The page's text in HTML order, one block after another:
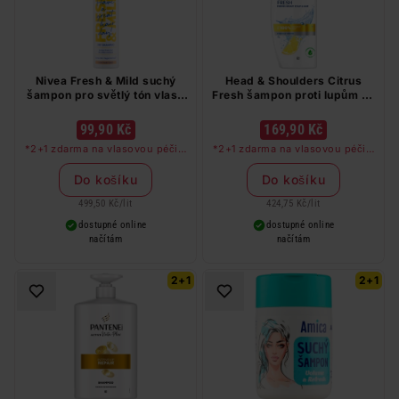
Nivea Fresh & Mild suchý
šampon pro světlý tón vlasů
99,90 Kč
*2+1 zdarma na vlasovou péči v
libovolné kombinaci, nejlevnější
produkt zdarma. Neplatí na
barvy na vlasy a cestovní balení.
Do košíku
499,50 Kč / lit
dostupné online
načítám
Head & Shoulders Citrus
Fresh šampon proti lupům na
169,90 Kč
*2+1 zdarma na vlasovou péči v
libovolné kombinaci, nejlevnější
produkt zdarma. Neplatí na
barvy na vlasy a cestovní balení.
Do košíku
424,75 Kč / lit
dostupné online
načítám
2+1 2+1